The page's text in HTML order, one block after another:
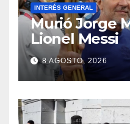
INTERÉS GENERAL
Murió Jorge
Lionel Messi
8 AGOSTO, 2026